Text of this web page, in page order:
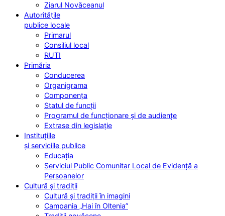
Ziarul Novăceanul
Autoritățile
publice locale
Primarul
Consiliul local
RUTI
Primăria
Conducerea
Organigrama
Componența
Statul de funcții
Programul de funcționare și de audiențe
Extrase din legislație
Instituțiile
și serviciile publice
Educația
Serviciul Public Comunitar Local de Evidență a
Persoanelor
Cultură și tradiții
Cultură și tradiții în imagini
Campania „Hai în Oltenia”